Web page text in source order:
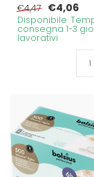
€4,47 €4,06
Disponibile.
consegna 1-3
lavorativi